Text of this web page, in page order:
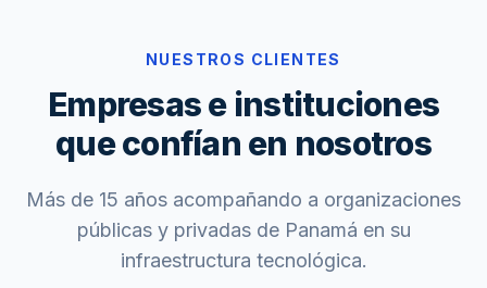
NUESTROS CLIENTES
Empresas e instituciones
que confían en nosotros
Más de 15 años acompañando a organizaciones
públicas y privadas de Panamá en su
infraestructura tecnológica.